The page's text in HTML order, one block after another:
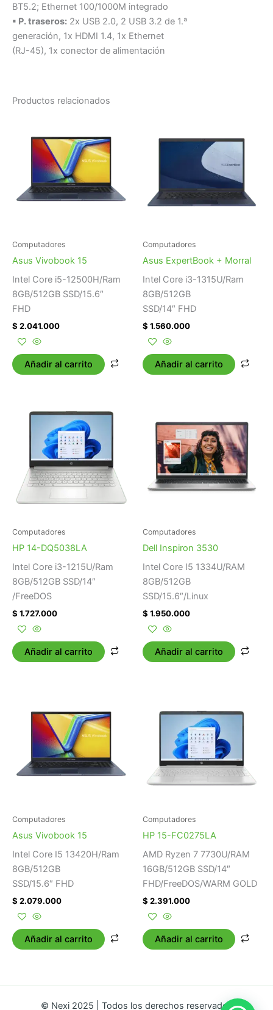
BT5.2; Ethernet 100/1000M integrado
▪ P. traseros: 2x USB 2.0, 2 USB 3.2 de 1.ª
generación, 1x HDMI 1.4, 1x Ethernet
(RJ-45), 1x conector de alimentación
Productos relacionados
Computadores
Asus Vivobook 15
Intel Core i5-12500H/Ram
8GB/512GB SSD/15.6″
FHD
$ 2.041.000
Añadir al carrito
Computadores
Asus ExpertBook + Morral
Intel Core i3-1315U/Ram
8GB/512GB
SSD/14″ FHD
$ 1.560.000
Añadir al carrito
Computadores
HP 14-DQ5038LA
Intel Core i3-1215U/Ram
8GB/512GB SSD/14″
/FreeDOS
$ 1.727.000
Añadir al carrito
Computadores
Dell Inspiron 3530
Intel Core I5 1334U/RAM
8GB/512GB
SSD/15.6″/Linux
$ 1.950.000
Añadir al carrito
Computadores
Asus Vivobook 15
Intel Core I5 13420H/Ram
8GB/512GB
SSD/15.6″ FHD
$ 2.079.000
Añadir al carrito
Computadores
HP 15-FC0275LA
AMD Ryzen 7 7730U/RAM
16GB/512GB SSD/14″
FHD/FreeDOS/WARM GOLD
$ 2.391.000
Añadir al carrito
© Nexi 2025 | Todos los derechos reservados